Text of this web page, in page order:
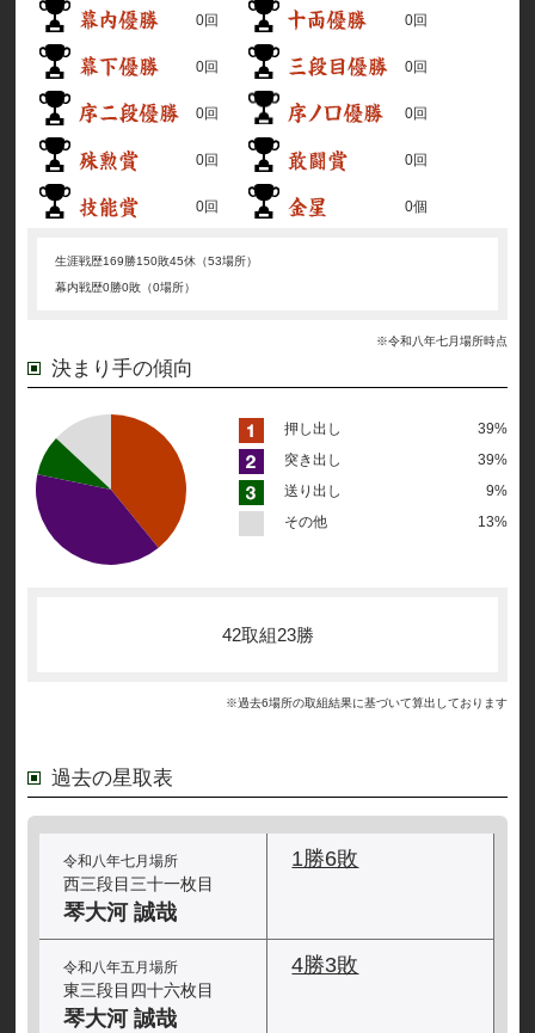
0回 0回
0回 0回
0回 0回
0回 0回
0回 0個
生涯戦歴169勝150敗45休（53場所）
幕内戦歴0勝0敗（0場所）
※令和八年七月場所時点
決まり手の傾向
押し出し
39%
突き出し
39%
送り出し
9%
その他
13%
42取組23勝
※過去6場所の取組結果に基づいて算出しております
過去の星取表
令和八年七月場所
西三段目三十一枚目
琴大河 誠哉
1勝6敗
令和八年五月場所
東三段目四十六枚目
琴大河 誠哉
4勝3敗